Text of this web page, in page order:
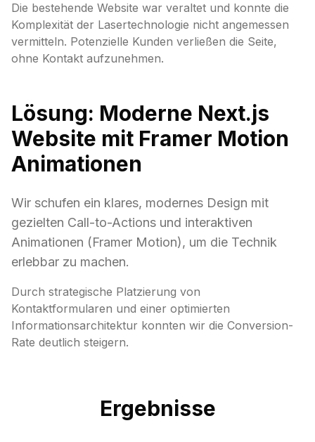
Die bestehende Website war veraltet und konnte die
Komplexität der Lasertechnologie nicht angemessen
vermitteln. Potenzielle Kunden verließen die Seite,
ohne Kontakt aufzunehmen.
Lösung: Moderne Next.js
Website mit Framer Motion
Animationen
Wir schufen ein klares, modernes Design mit
gezielten Call-to-Actions und interaktiven
Animationen (Framer Motion), um die Technik
erlebbar zu machen.
Durch strategische Platzierung von
Kontaktformularen und einer optimierten
Informationsarchitektur konnten wir die Conversion-
Rate deutlich steigern.
Ergebnisse